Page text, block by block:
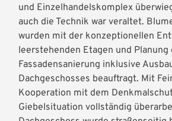
und Einzelhandelskomplex
auch die Technik war veraltet.
wurden mit der konzeptionellen
leerstehenden Etagen und Planung
Fassadensanierung inklusive
Dachgeschosses beauftragt. Mit
Kooperation mit dem
Giebelsituation vollständig